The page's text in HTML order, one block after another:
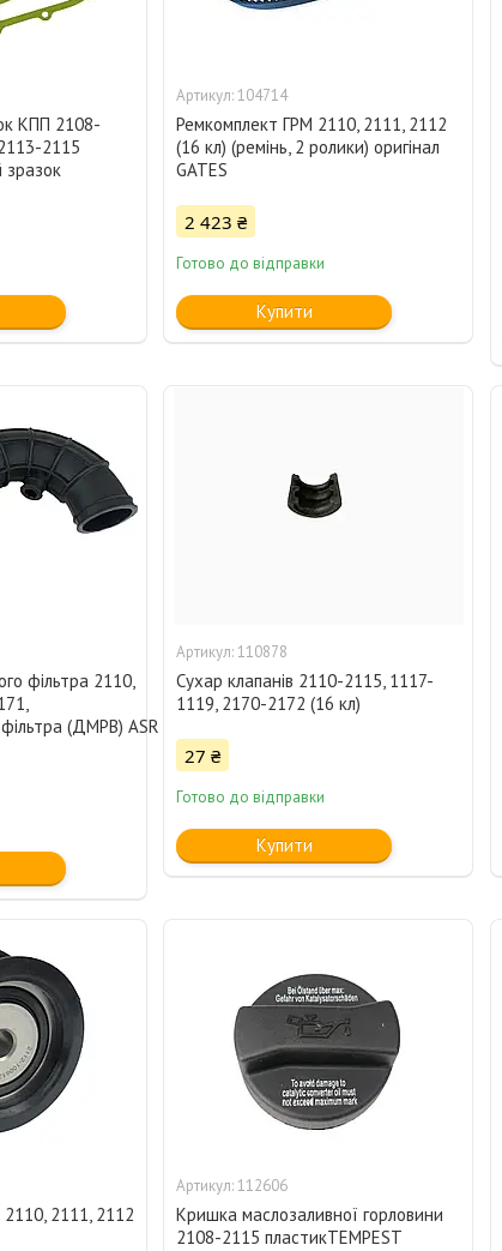
КПП 2108-
2115
зразок
104714
Ремкомплект ГРМ 2110, 2111, 2112
(16 кл) (ремінь, 2 ролики) оригінал
GATES
2 423 ₴
Готово до відправки
Купити
фільтра 2110,
(ДМРВ) ASR
110878
Сухар клапанів 2110-2115, 1117-
1119, 2170-2172 (16 кл)
27 ₴
Готово до відправки
Купити
2111, 2112
112606
Кришка маслозаливної горловини
2108-2115 пластикTEMPEST